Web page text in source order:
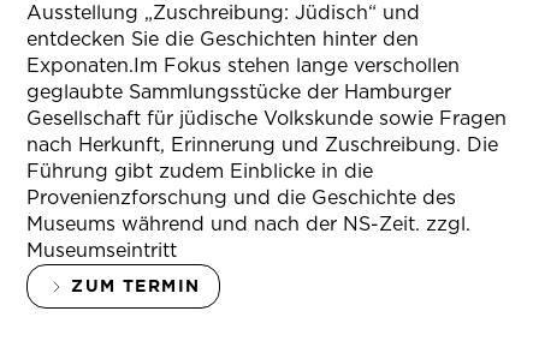
Ausstellung „Zuschreibung: Jüdisch“ und
entdecken Sie die Geschichten hinter den
Exponaten.Im Fokus stehen lange verschollen
geglaubte Sammlungsstücke der Hamburger
Gesellschaft für jüdische Volkskunde sowie Fragen
nach Herkunft, Erinnerung und Zuschreibung. Die
Führung gibt zudem Einblicke in die
Provenienzforschung und die Geschichte des
Museums während und nach der NS-Zeit. zzgl.
Museumseintritt
ZUM TERMIN